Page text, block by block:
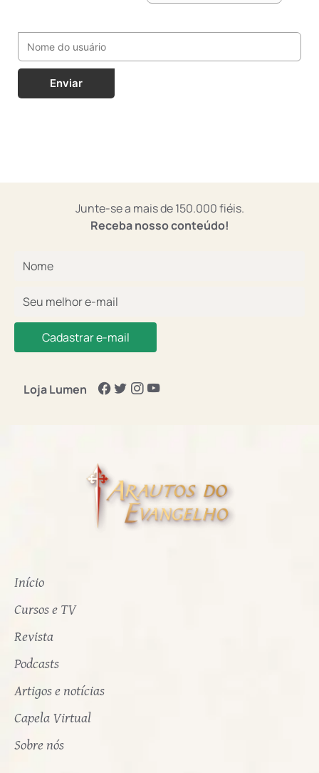
Enviar
Junte-se a mais de 150.000 fiéis.
Receba nosso conteúdo!
Cadastrar e-mail
Loja Lumen
Início
Cursos e TV
Revista
Podcasts
Artigos e notícias
Capela Virtual
Sobre nós